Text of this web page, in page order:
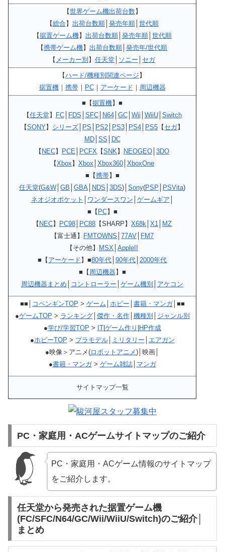
【世界ゲーム機出荷台数】
【総合】 出荷台数順│ 発売年順│ 世代順
【据置ゲーム機】 出荷台数順│ 発売年順│ 世代順
【携帯ゲーム機】 出荷台数順 発売年/世代順
【 メーカー別 】 任天堂 ソニー セガ
【ハード/機種別関連ページ 】
据置機｜ 携帯｜ PC｜ アーケード ｜ 周辺機器
■【据置機】■
【任天堂】 FC│ FDS SFC│ N64│ GC│ Wii WiiU│ Switch
【SONY】 シリーズ PS PS2 PS3 PS4 PS5 【 セガ】
MD│ SS
DC
【 NEC】 PCE PCFX 【SNK 】 NEOGEO 3DO
【Xbox 】 Xbox Xbox360 XboxOne
■【携帯】■
任天堂(G&W GB GBA NDS 3DS)│ Sony(PSP PSVita)
ネオジオポケット
ワンダースワン ゲームギア
■【 PC】■
【 NEC】 PC98 PC88 【SHARP】 X68k X1
MZ
【富士通】
FMTOWNS 77AV
FM7
【その他】
MSX AppleII
■【 アーケード 】■80年代 90年代 2000年代
■【 周辺機器 】■
周辺機器まとめ
コントローラー ゲーム機別 アケコン
■■│ コペンギンTOP > ゲーム ホビー 書籍・マンガ│■■
●ゲームTOP > ランキング│ 傑作・名作│ 機種別
ジャンル別
●学び/学習TOP > IT| ゲーム作り HP作成
●ホビーTOP > プラモデル│ ミリタリー
エアガン
●映像＞アニメ(ロボットアニメ)│映画│
●書籍・マンガ> ゲーム雑誌│ マンガ
サイトマップ一覧
PC・家庭用・ACゲームサイトマップのご紹介
PC・家庭用・ACゲーム情報のサイトマップ
をご紹介します。
任天堂から発売された据置ゲーム機
(FC/SFC/N64/GC/Wii/WiiU/Switch)のご紹介│
まとめ